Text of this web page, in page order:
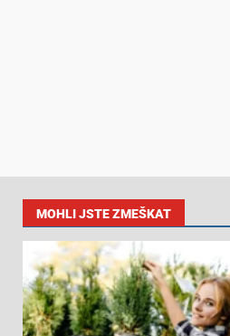
MOHLI JSTE ZMEŠKAT